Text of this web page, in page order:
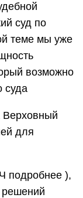
суд по
теме мы уже
возможно
суда
Верховный
для
подробнее ),
решений